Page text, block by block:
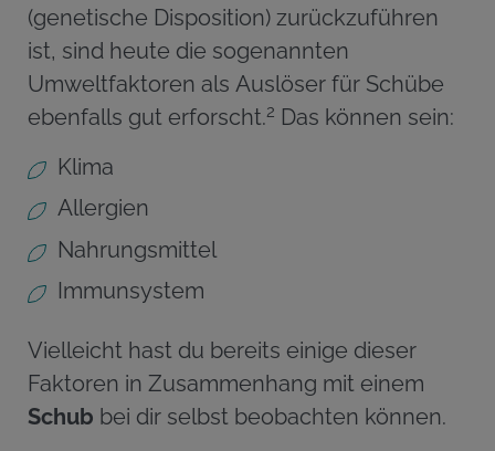
(genetische Disposition) zurückzuführen
ist, sind heute die sogenannten
Umweltfaktoren als Auslöser für Schübe
ebenfalls gut erforscht.2 Das können sein:
Klima
Allergien
Nahrungsmittel
Immunsystem
Vielleicht hast du bereits einige dieser
Faktoren in Zusammenhang mit einem
Schub bei dir selbst beobachten können.